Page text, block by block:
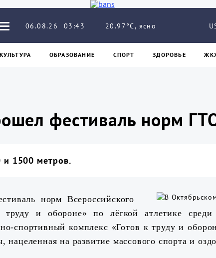
06.08.26 03:43 20.97°C, ясно
КУЛЬТУРА ОБРАЗОВАНИЕ СПОРТ ЗДОРОВЬЕ
фестиваль норм
и 1500 метров.
норм Всероссийского
труду и обороне» по лёгкой атлетике
спортивный комплекс «Готов к труду и
нацеленная на развитие массового спорта и